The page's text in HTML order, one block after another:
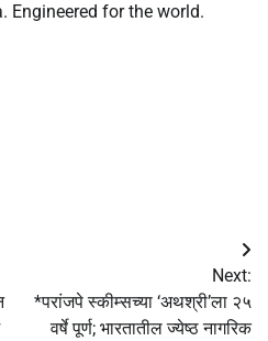
Engineered for the world.
Next:
*परांजपे स्कीम्सच्या ‘अथश्री’ला २५
वर्षे पूर्ण; भारतातील ज्येष्ठ नागरिक